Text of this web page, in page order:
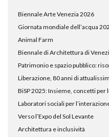
Biennale Arte Venezia 2026
Giornata mondiale dell’acqua
Animal Farm
Biennale di Architettura di
Patrimonio e spazio pubblico:
Liberazione, 80 anni di
BiSP 2025: Insieme, concetti per
Laboratori sociali per
Verso l’Expo del Sol Levante
Architettura e inclusività